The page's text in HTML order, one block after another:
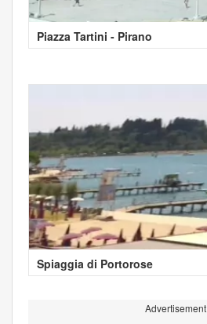
Piazza Tartini - Pirano
Spiaggia di Portorose
Advertisement